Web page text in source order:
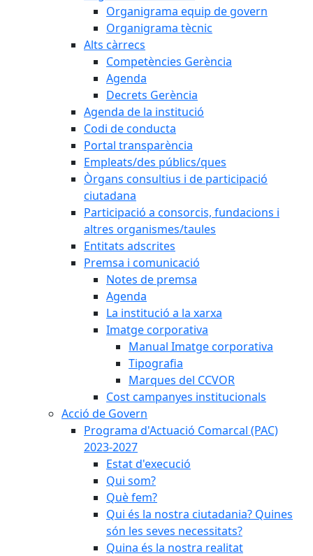
Organigrama equip de govern
Organigrama tècnic
Alts càrrecs
Competències Gerència
Agenda
Decrets Gerència
Agenda de la institució
Codi de conducta
Portal transparència
Empleats/des públics/ques
Òrgans consultius i de participació
ciutadana
Participació a consorcis, fundacions i
altres organismes/taules
Entitats adscrites
Premsa i comunicació
Notes de premsa
Agenda
La institució a la xarxa
Imatge corporativa
Manual Imatge corporativa
Tipografia
Marques del CCVOR
Cost campanyes institucionals
Acció de Govern
Programa d'Actuació Comarcal (PAC)
2023-2027
Estat d'execució
Qui som?
Què fem?
Qui és la nostra ciutadania? Quines
són les seves necessitats?
Quina és la nostra realitat